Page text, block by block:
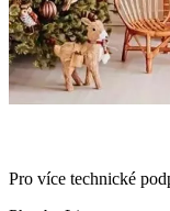
Pro více technické